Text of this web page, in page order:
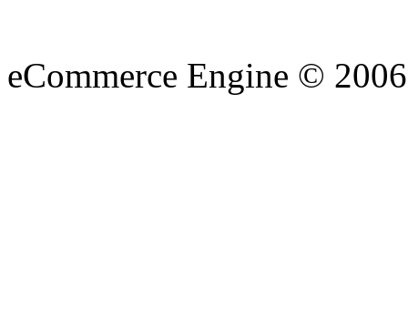
eCommerce Engine ©